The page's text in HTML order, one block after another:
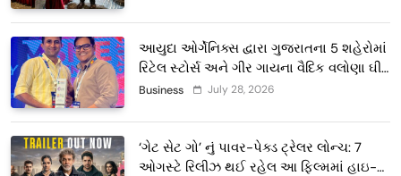
આયુદા ઓર્ગેનિક્સ દ્વારા ગુજરાતના 5 શહેરોમાં
રિટેલ સ્ટોર્સ અને ગીર ગાયના વૈદિક વલોણા ઘી-
દૂધની શુદ્ધ સેવાઓ સાથે વ્યાપક વિસ્તરણ
Business July 28, 2026
‘ગેટ સેટ ગો’ નું પાવર-પેક્ડ ટ્રેલર લોન્ચ: 7
ઓગસ્ટે રિલીઝ થઈ રહેલ આ ફિલ્મમાં હાઇ-